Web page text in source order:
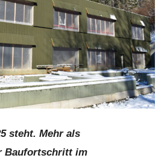
steht. Mehr als
Baufortschritt im